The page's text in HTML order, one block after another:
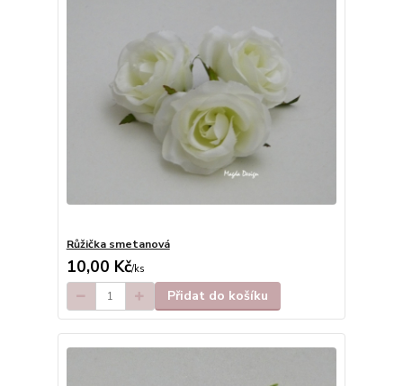
Růžička smetanová
10,00 Kč/ks
Přidat do košíku